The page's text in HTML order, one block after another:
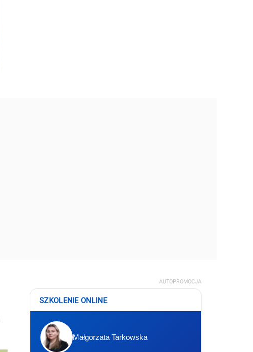
AUTOPROMOCJA
SZKOLENIE ONLINE
Małgorzata Tarkowska